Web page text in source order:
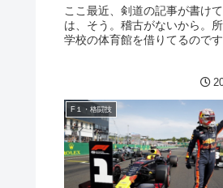
ここ最近、剣道の記事が書け
は、そう。稽古がないから。
学校の体育館を借りてるのです
のです。というわけで、区の
稽古先を求めてみようとお...
F１・格闘技